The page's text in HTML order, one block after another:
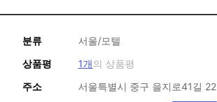
분류
서울/모텔
상품평
1개의 상품평
주소
서울특별시 중구 을지로41길 22